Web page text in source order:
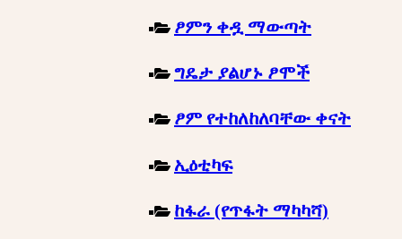
ፆምን ቀዷ ማውጣት
ግዴታ ያልሆኑ ፆሞች
ፆም የተከለከለባቸው ቀናት
ኢዕቲካፍ
ከፋራ (የጥፋት ማካካሻ)